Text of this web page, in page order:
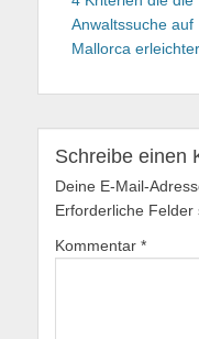
Anwaltssuche auf
Mallorca
Schreibe einen
Deine E-Mail-
Erforderliche Felder
Kommentar *